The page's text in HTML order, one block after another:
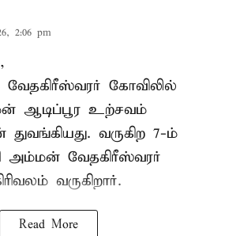
2:06 pm
வேதகிரீஸ்வரர் கோவிலில்
ஆடிப்பூர உற்சவம்
வருகிற 7-ம்
அம்மன் வேதகிரீஸ்வரர்
வருகிறார்.
Read More